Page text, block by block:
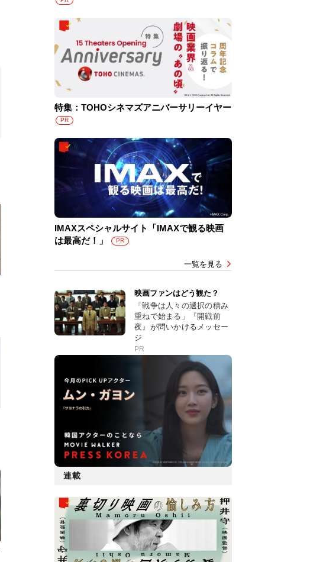
特集：TOHOシネマズアニバーサリーイヤー
PR
IMAXスペシャルサイト「IMAXで観る映画
は最高だ！」
PR
一覧を見る
映画ファンはどう観た？
「戦争は人々の選択の積み
重ねで始まる」『開戦前
夜』が問いかけるメッセー
ジ
PR
連載